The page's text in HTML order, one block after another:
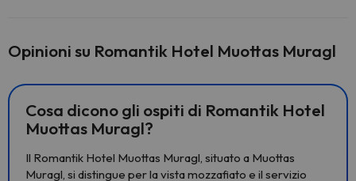
Opinioni su Romantik Hotel Muottas Muragl
Cosa dicono gli ospiti di Romantik Hotel
Muottas Muragl?
Il Romantik Hotel Muottas Muragl, situato a Muottas
Muragl, si distingue per la vista mozzafiato e il servizio